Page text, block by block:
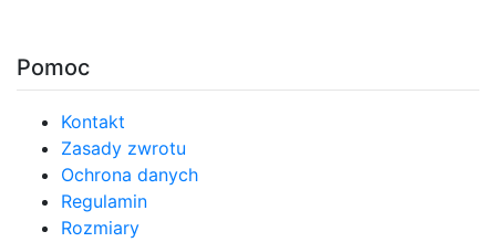
Pomoc
Kontakt
Zasady zwrotu
Ochrona danych
Regulamin
Rozmiary